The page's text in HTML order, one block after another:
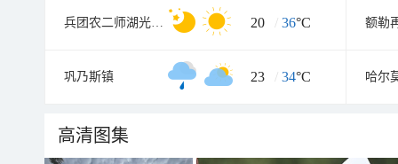
兵团农二师湖光糖厂 20 / 36°C 额勒
巩乃斯镇 23 / 34°C 哈尔
高清图集